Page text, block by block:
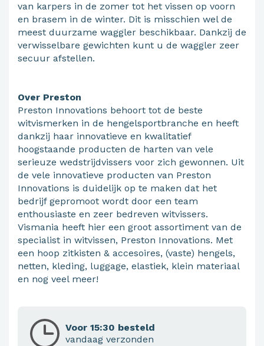
van karpers in de zomer tot het vissen op voorn
en brasem in de winter. Dit is misschien wel de
meest duurzame waggler beschikbaar. Dankzij de
verwisselbare gewichten kunt u de waggler zeer
secuur afstellen.
Over Preston
Preston Innovations behoort tot de beste
witvismerken in de hengelsportbranche en heeft
dankzij haar innovatieve en kwalitatief
hoogstaande producten de harten van vele
serieuze wedstrijdvissers voor zich gewonnen. Uit
de vele innovatieve producten van Preston
Innovations is duidelijk op te maken dat het
bedrijf gepromoot wordt door een team
enthousiaste en zeer bedreven witvissers.
Vismania heeft hier een groot assortiment van de
specialist in witvissen, Preston Innovations. Met
een hoop zitkisten & accesoires, (vaste) hengels,
netten, kleding, luggage, elastiek, klein materiaal
en nog veel meer!
Voor 15:30 besteld
vandaag verzonden